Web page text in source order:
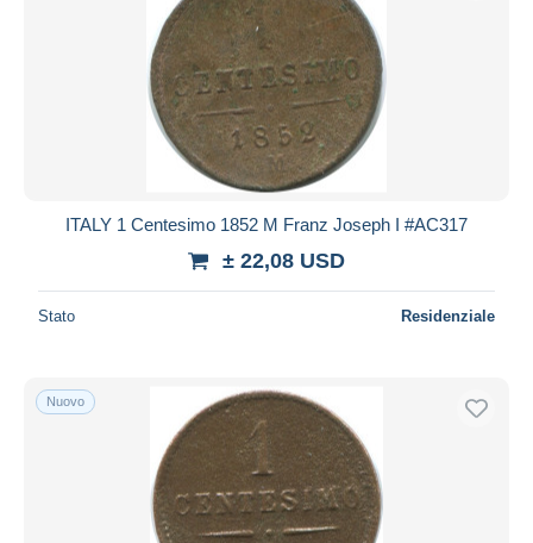
ITALY 1 Centesimo 1852 M Franz Joseph I #AC317
± 22,08 USD
Stato Residenziale
Nuovo